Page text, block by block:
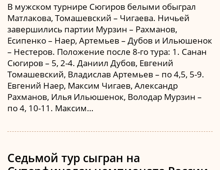
В мужском турнире Сюгиров белыми обыграл
Матлакова, Томашевский – Чигаева. Ничьей
завершились партии Мурзин – Рахманов,
Есипенко – Наер, Артемьев – Дубов и Ильюшенок
– Нестеров. Положение после 8-го тура: 1. Санан
Сюгиров – 5, 2-4. Даниил Дубов, Евгений
Томашевский, Владислав Артемьев – по 4,5, 5-9.
Евгений Наер, Максим Чигаев, Александр
Рахманов, Илья Ильюшенок, Володар Мурзин –
по 4, 10-11. Максим…
Седьмой тур сыгран на